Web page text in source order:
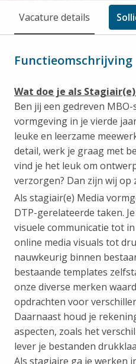
Vacature details
Functieomschrijving
Wat doe je als
Ben jij een gedreven
vormgeving in je vierde
leuke en leerzame
detail, werk je graag met
vind je het leuk om
verzorgen? Dan zijn wij op
Als stagiair(e) Media
DTP-gerelateerde taken.
visuele communicatie tot
online media visuals tot
nauwkeurig binnen
bestaande templates
onze diverse merken
opdrachten voor
Daarnaast houd je
aspecten, zoals het
lever je bestanden
Als stagiaire ga je werken